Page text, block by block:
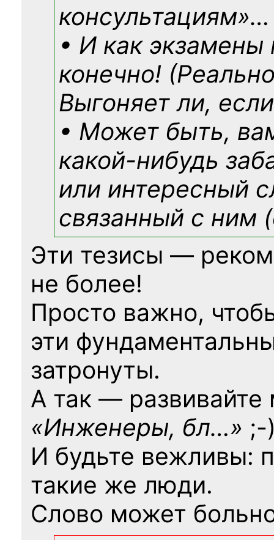
консультациям»…
• И как экзамены
конечно!
Выгоняет ли,
• Может быть,
какой-нибудь
или интересный
связанный с ним
Эти тезисы —
не более!
Просто важно,
эти
затронуты.
А так — развивайте
«Инженеры, бл…» ;-
И будьте вежливы:
такие же люди.
Слово может